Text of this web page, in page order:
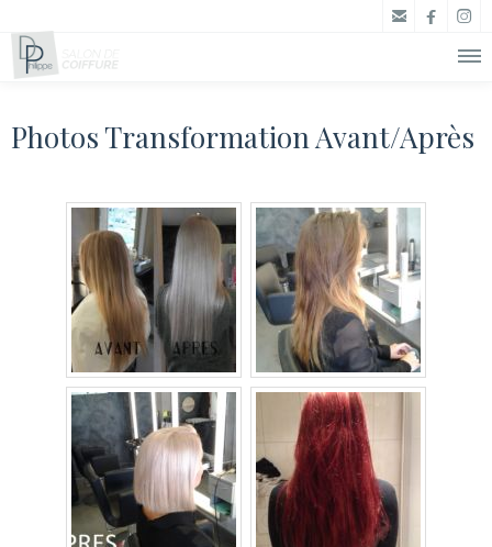
  
Photos Transformation Avant/Après